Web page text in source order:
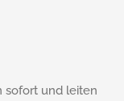
sofort und leiten